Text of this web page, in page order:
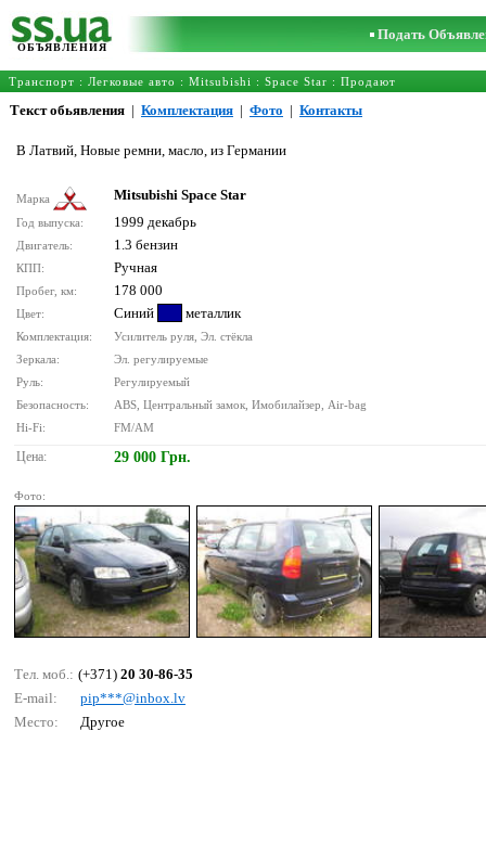
ОБЪЯВЛЕНИЯ
Подать
Транспорт : Легковые авто : Mitsubishi : Space Star : Продают
Текст обьявления | Комплектация | Фото | Контакты
В Латвий, Новые ремни, масло, из Германии
Марка Mitsubishi Space Star
Год выпуска: 1999 декабрь
Двигатель: 1.3 бензин
КПП: Ручная
Пробег, км: 178 000
Цвет: Синий металлик
Комплектация:
Усилитель руля, Эл. стёкла
Зеркала:
Эл. регулируемые
Руль:
Регулируемый
Безопасность:
ABS, Центральный замок, Имобилайзер, Air-bag
Hi-Fi:
FM/AM
Цена: 29 000 Грн.
Фото:
Тел. моб.: (+371) 20 30-86-35
E-mail:
рiр***@inbох.lv
Место:
Другое